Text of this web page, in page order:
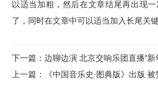
以适当加粗，然后在文章结尾再出现
了，同时在文章中可以适当加入长尾关
下一篇 ： 边聊边演 北京交响乐团直播“新
上一篇 ： 《中国音乐史·图典版》出版